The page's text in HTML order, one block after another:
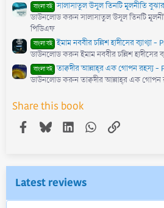
বাংলা বই সালাসাতুল উসূল তিনটি মূলনীতি
ডাউনলোড করুন সালাসাতুল উসূল তিনটি
পিডিএফ
বাংলা বই ইমাম নববীর চল্লিশ হাদীসের ব্যাখ্যা -
ডাউনলোড করুন ইমাম নববীর চল্লিশ হাদীসের
বাংলা বই তাক্বদীর আল্লাহ্‌র এক গোপন রহস্য -
ডাউনলোড করুন তাক্বদীর আল্লাহ্‌র এক গোপন
Share this book
Facebook
BlueskyLinkedInWhatsApp
Link
Latest reviews